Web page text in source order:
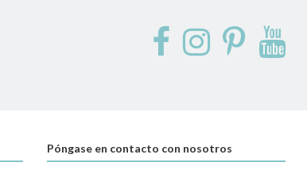
Póngase en contacto con nosotros